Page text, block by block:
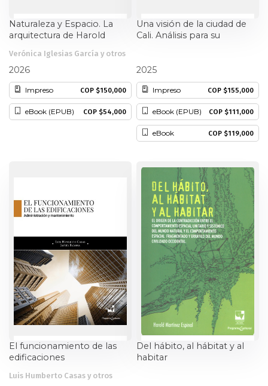
Finanzas
Física
Género
Lenguas
Literatura
Matemáticas
Medicina
Naturaleza y Espacio. La
arquitectura de Harold
Verónica Iglesias García y otros
2026
Impreso COP $150,000
eBook (EPUB) COP $54,000
Una visión de la ciudad de
Cali. Análisis para su
2025
Impreso COP $155,000
eBook (EPUB) COP $111,000
eBook COP $119,000
El funcionamiento de las
edificaciones
Luis Humberto Casas y otros
Del hábito, al hábitat y al
habitar